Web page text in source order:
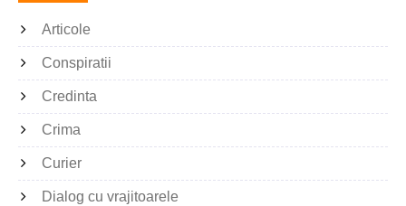
Articole
Conspiratii
Credinta
Crima
Curier
Dialog cu vrajitoarele